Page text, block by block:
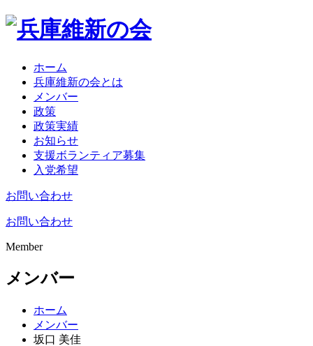
ホーム
兵庫維新の会とは
メンバー
政策
政策実績
お知らせ
支援ボランティア募集
入党希望
お問い合わせ
お問い合わせ
Member
メンバー
ホーム
メンバー
坂口 美佳